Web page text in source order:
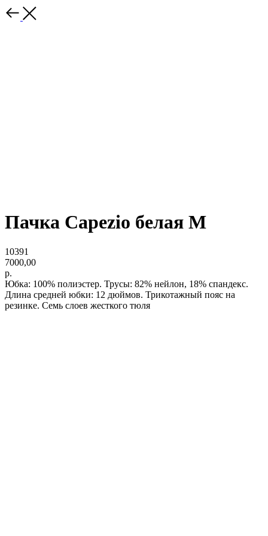
Пачка Capezio белая M
10391
7000,00
р.
Юбка: 100% полиэстер. Трусы: 82% нейлон, 18% спандекс.
Длина средней юбки: 12 дюймов. Трикотажный пояс на
резинке. Семь слоев жесткого тюля